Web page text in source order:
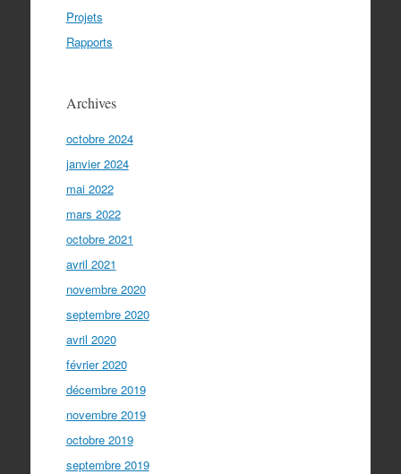
Projets
Rapports
Archives
octobre 2024
janvier 2024
mai 2022
mars 2022
octobre 2021
avril 2021
novembre 2020
septembre 2020
avril 2020
février 2020
décembre 2019
novembre 2019
octobre 2019
septembre 2019